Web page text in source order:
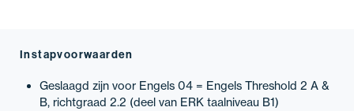
Instapvoorwaarden
Geslaagd zijn voor Engels 04 = Engels Threshold 2 A &
B, richtgraad 2.2 (deel van ERK taalniveau B1)